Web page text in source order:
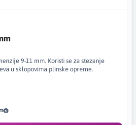
9-11 mm. Koristi se za stezanje
u sklopovima plinske opreme.